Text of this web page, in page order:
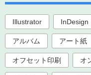
Illustrator InDesign
アルバム アート紙
オフセット印刷